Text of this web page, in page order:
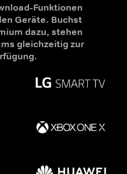
Funktionen
Geräte. Buchst
dazu, stehen
gleichzeitig zur